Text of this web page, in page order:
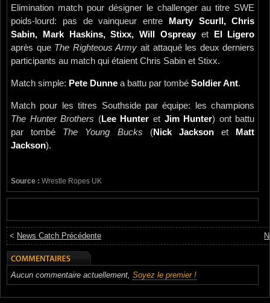
Elimination match pour désigner le challenger au titre SWE
poids-lourd: pas de vainqueur entre
Marty Scurll, Chris
Sabin, Mark Haskins, Stixx, Will Ospreayet
El Ligero
après que The Righteous Army ait attaqué les deux derniers
participants au match qui étaient Chris Sabin et Stixx.
Match simple: Pete Dunne a battu par tombé Soldier Ant.
Match pour les titres Southside par équipe: les champions
The Hunter Brothers (Lee Hunter et Jim Hunter) ont battu
par tombé The Young Bucks (Nick Jackson et
Matt
Jackson).
Source : Wrestle Ropes UK
< News Catch Précédente
Aucun commentaire actuellement, Soyez le premier !